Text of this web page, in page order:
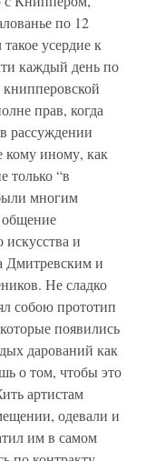
по 12
усердие к
каждый день по
прав, когда
рассуждении
кому иному, как
только “в
многим
и
Дмитревским и
Не сладко
собою прототип
появились
дарований как
о том, чтобы это
артистам
одевали и
им в самом